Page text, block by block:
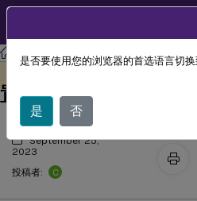
Profile Management Profile
在多个文件服务器上
置文件
September 25,
2023
投稿者:
C
是否要使用您的浏览器的首选语言切
是 否